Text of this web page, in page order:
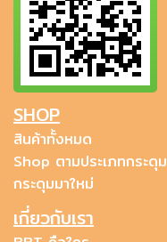
SHOP
สินค้าทั้งหมด
Shop ตามประเภทกระดุม
กระดุมมาใหม่
เกี่ยวกับเรา